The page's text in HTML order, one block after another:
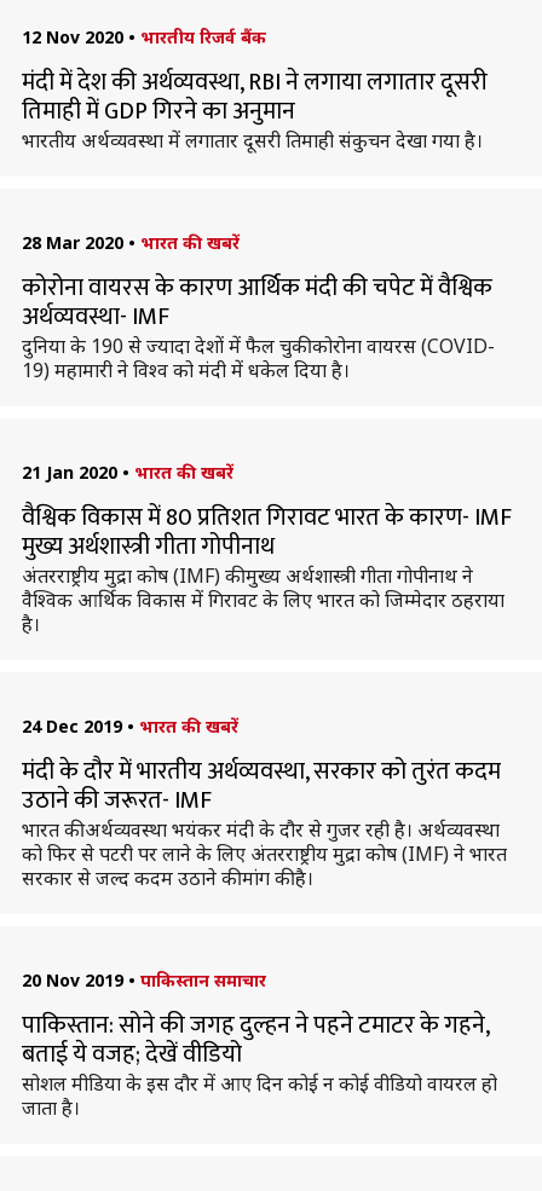
12 Nov 2020 • भारतीय रिजर्व बैंक
मंदी में देश की अर्थव्यवस्था, RBI ने लगाया लगातार दूसरी
तिमाही में GDP गिरने का अनुमान
भारतीय अर्थव्यवस्था में लगातार दूसरी तिमाही संकुचन देखा गया है।
28 Mar 2020 • भारत की खबरें
कोरोना वायरस के कारण आर्थिक मंदी की चपेट में वैश्विक
अर्थव्यवस्था- IMF
दुनिया के 190 से ज्यादा देशों में फैल चुकी कोरोना वायरस (COVID-
19) महामारी ने विश्व को मंदी में धकेल दिया है।
21 Jan 2020 • भारत की खबरें
वैश्विक विकास में 80 प्रतिशत गिरावट भारत के कारण- IMF
मुख्य अर्थशास्त्री गीता गोपीनाथ
अंतरराष्ट्रीय मुद्रा कोष (IMF) की मुख्य अर्थशास्त्री गीता गोपीनाथ ने
वैश्विक आर्थिक विकास में गिरावट के लिए भारत को जिम्मेदार ठहराया
है।
24 Dec 2019 • भारत की खबरें
मंदी के दौर में भारतीय अर्थव्यवस्था, सरकार को तुरंत कदम
उठाने की जरूरत- IMF
भारत की अर्थव्यवस्था भयंकर मंदी के दौर से गुजर रही है। अर्थव्यवस्था
को फिर से पटरी पर लाने के लिए अंतरराष्ट्रीय मुद्रा कोष (IMF) ने भारत
सरकार से जल्द कदम उठाने की मांग की है।
20 Nov 2019 • पाकिस्तान समाचार
पाकिस्तान: सोने की जगह दुल्हन ने पहने टमाटर के गहने,
बताई ये वजह; देखें वीडियो
सोशल मीडिया के इस दौर में आए दिन कोई न कोई वीडियो वायरल हो
जाता है।